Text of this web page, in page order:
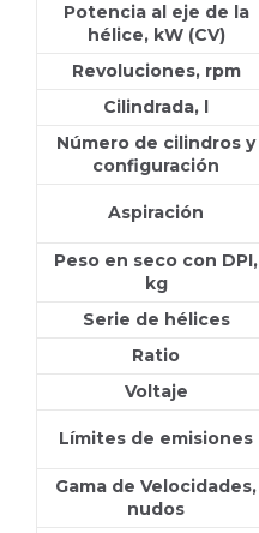
Potencia al eje de la
hélice, kW (CV)
Revoluciones, rpm
Cilindrada, l
Número de cilindros y
configuración
Aspiración
Peso en seco con DPI,
kg
Serie de hélices
Ratio
Voltaje
Límites de emisiones
Gama de Velocidades,
nudos